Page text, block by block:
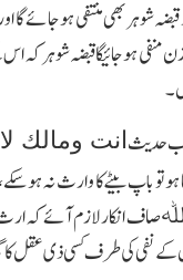
قبضہ شوہر بھی منتفی ہوجائے
ہوجائیگا قبضہ شوہر کہ اس
حدیثانت ومالك
ہوتو باپ بیٹے کا وارث نہ
صاف انکار لازم آئے کہ
نفی کی طرف کسی ذی عقل کا